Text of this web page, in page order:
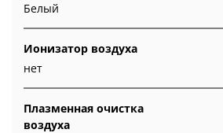
Белый
Ионизатор воздуха
нет
Плазменная очистка
воздуха